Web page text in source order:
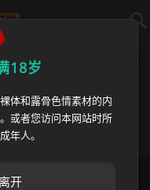
扮演系列、足球宝贝
容。梅西、C罗、内
剪辑，想看最带感的
麻豆不打烊！
18岁
体和露骨色情素材的内
或者您访问本网站时所
年人。
开